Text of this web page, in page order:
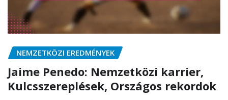
NEMZETKÖZI EREDMÉNYEK
Jaime Penedo: Nemzetközi karrier,
Kulcsszereplések, Országos rekordok